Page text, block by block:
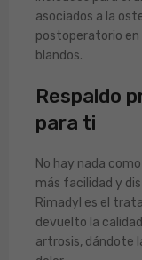
asociados a la
postoperatorio
blandos.
Respaldo
para ti
No hay nada
más facilidad y
Rimadyl es el
devuelto la
artrosis, dándote